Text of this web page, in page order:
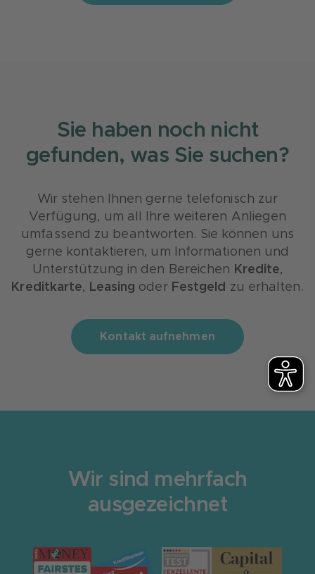
Sie haben noch nicht
gefunden, was Sie suchen?
Wir stehen Ihnen gerne telefonisch zur
Verfügung, um all Ihre weiteren Anliegen
umfassend zu beantworten. Sie können uns
gerne kontaktieren, um Informationen und
Unterstützung in den Bereichen Kredite,
Kreditkarte, Leasing oder Festgeld zu erhalten.
Kontakt aufnehmen
Wir sind mehrfach
ausgezeichnet